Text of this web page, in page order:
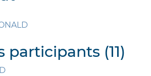
participants (11)